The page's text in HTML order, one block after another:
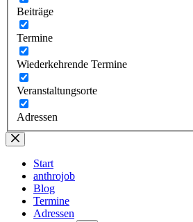
Beiträge
Termine
Wiederkehrende Termine
Veranstaltungsorte
Adressen
Start
anthrojob
Blog
Termine
Adressen